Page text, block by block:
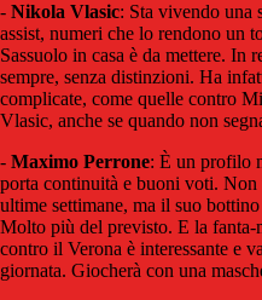
- Nikola Vlasic: Sta vivendo una
assist, numeri che lo rendono un
Sassuolo in casa è da mettere. In
sempre, senza distinzioni. Ha
complicate, come quelle contro
Vlasic, anche se quando non
- Maximo Perrone: È un profilo
porta continuità e buoni voti.
ultime settimane, ma il suo
Molto più del previsto. E la fanta-
contro il Verona è interessante e
giornata. Giocherà con una